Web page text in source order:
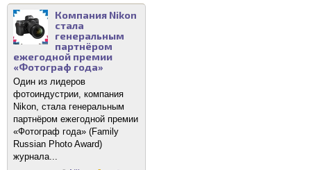
Компания Nikon
стала
генеральным
партнёром
ежегодной премии
«Фотограф года»
Один из лидеров
фотоиндустрии, компания
Nikon, стала генеральным
партнёром ежегодной премии
«Фотограф года» (Family
Russian Photo Award)
журнала...